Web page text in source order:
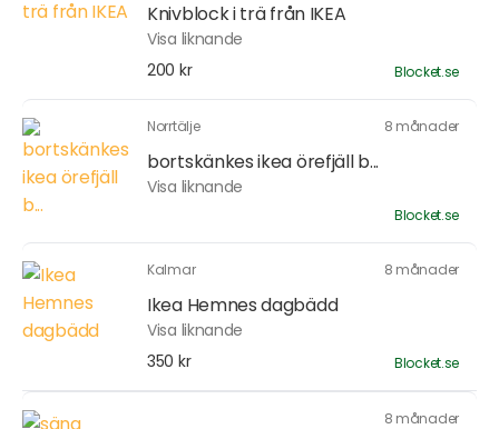
Knivblock i trä från IKEA
Visa liknande
200 kr
Blocket.se
Norrtälje 8 månader
bortskänkes ikea örefjäll b...
Visa liknande
Blocket.se
Kalmar 8 månader
Ikea Hemnes dagbädd
Visa liknande
350 kr
Blocket.se
8 månader